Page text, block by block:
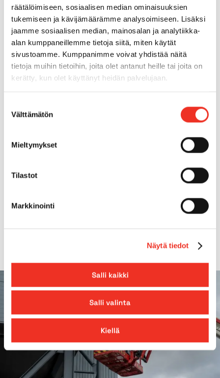
räätälöimiseen, sosiaalisen median ominaisuuksien
tukemiseen ja kävijämäärämme analysoimiseen. Lisäksi
jaamme sosiaalisen median, mainosalan ja analytiikka-
alan kumppaneillemme tietoja siitä, miten käytät
sivustoamme. Kumppanimme voivat yhdistää näitä
tietoja muihin tietoihin, joita olet antanut heille tai joita on
kerätty, kun olet käyttänyt heidän palvelujaan.
valinta
Välttämätön
Mieltymykset
Tilastot
Markkinointi
Näytä tiedot
Salli kaikki
Salli valinta
Kiellä
Drivkraft Diesel
Däck för användning
inomhus
Nej
Däck för användning
Max.